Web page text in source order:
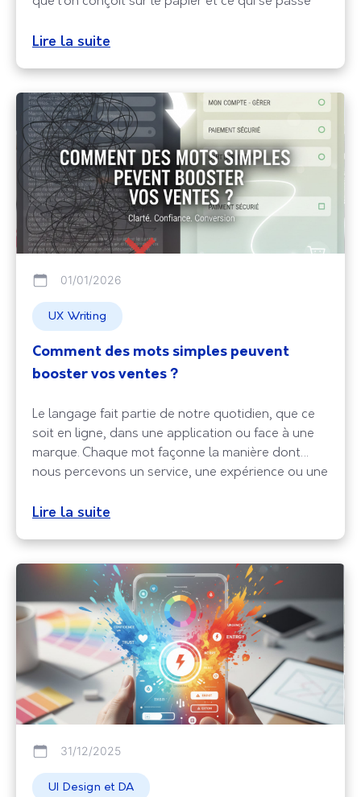
Les chiffres, les enquêtes ou les ateliers donnent
Lire la suite
01/01/2026
UX Writing
Comment des mots simples peuvent
booster vos ventes ?
Le langage fait partie de notre quotidien, que ce
soit en ligne, dans une application ou face à une
marque. Chaque mot façonne la manière dont
nous percevons un service, une expérience ou une
utilisateurs cherchent avant tout de la clarté et de
Lire la suite
31/12/2025
UI Design et DA